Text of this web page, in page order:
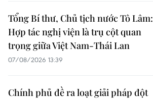
Tổng Bí thư, Chủ tịch nước Tô Lâm:
Hợp tác nghị viện là trụ cột quan
trọng giữa Việt Nam-Thái Lan
07/08/2026 13:39
Chính phủ đề ra loạt giải pháp đột